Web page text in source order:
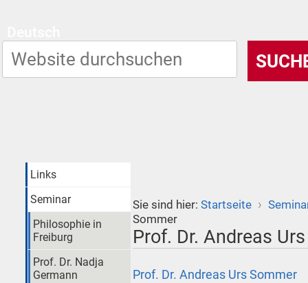
Sie sind hier: Startseite ›
Sommer
Prof. Dr. Andreas
Prof. Dr. Andreas Urs Sommer
Links
Seminar
Philosophie in
Freiburg
Prof. Dr. Nadja
Germann